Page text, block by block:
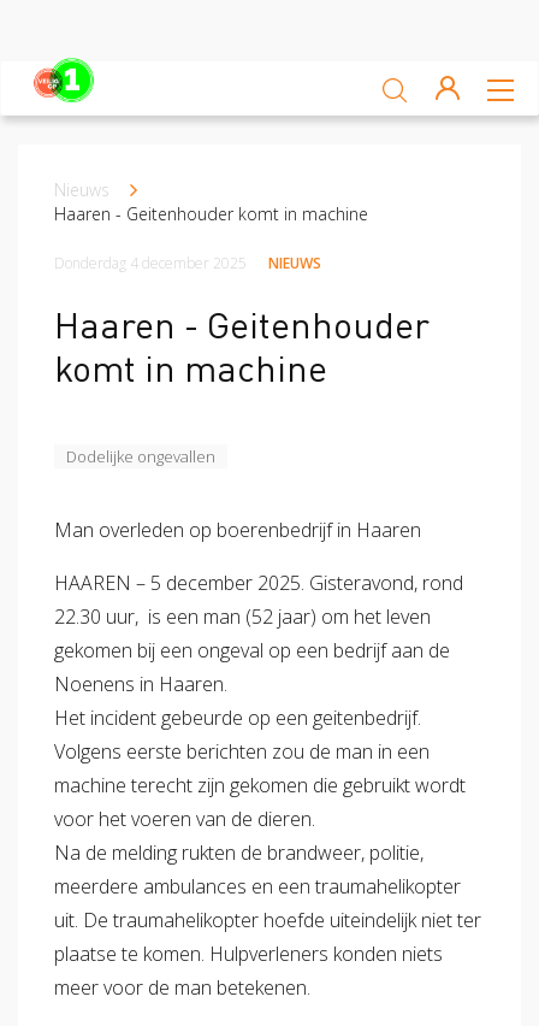
Ga zelf aan de slag
Leren van ongevallen
Nieuws
Platform
Sluiten
Kruimelpad
Nieuws
Haaren - Geitenhouder komt in machine
Donderdag 4 december 2025 NIEUWS
Haaren - Geitenhouder
komt in machine
Dodelijke ongevallen
Man overleden op boerenbedrijf in Haaren
HAAREN – 5 december 2025. Gisteravond, rond
22.30 uur, is een man (52 jaar) om het leven
gekomen bij een ongeval op een bedrijf aan de
Noenens in Haaren.
Het incident gebeurde op een geitenbedrijf.
Volgens eerste berichten zou de man in een
machine terecht zijn gekomen die gebruikt wordt
voor het voeren van de dieren.
Na de melding rukten de brandweer, politie,
meerdere ambulances en een traumahelikopter
uit. De traumahelikopter hoefde uiteindelijk niet ter
plaatse te komen. Hulpverleners konden niets
meer voor de man betekenen.